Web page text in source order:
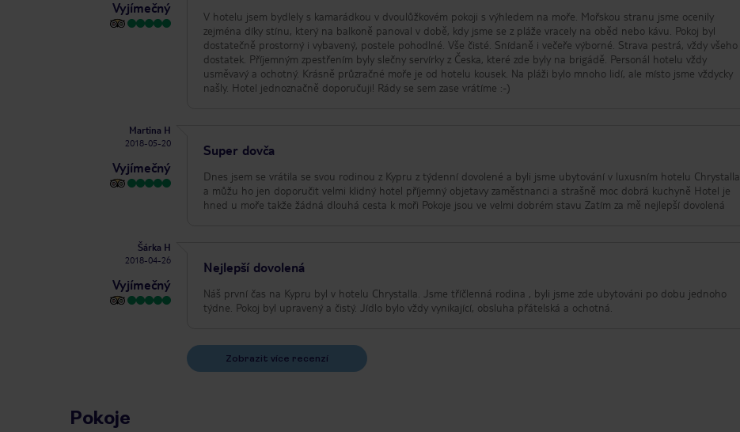
Vyjímečný
V hotelu jsem bydlely s kamarádkou v dvoulůžkovém pokoji s výhledem na moře. Mořskou stranu jsme ocenily
zejména díky stínu, který na balkoně panoval v době, kdy jsme se z pláže vracely na oběd nebo kávu. Pokoj byl
dostatečně prostorný i vybavený, postele pohodlné. Vše čisté. Snídaně i večeře výborné. Strava pestrá, vždy všeho
dostatek. Příjemným zpestřením byly slečny servírky z Česka, které zde byly na brigádě. Personál hotelu vždy
usměvavý a ochotný. Krásně průzračné moře je od hotelu kousek. Na pláži bylo mnoho lidí, ale místo jsme vždycky
našly. Hotel jednoznačně doporučuji! Rády se sem zase vrátíme :-)
Martina H
2018-05-20
Vyjímečný
Super dovča
Dnes jsem se vrátila se svou rodinou z Kypru z týdenní dovolené a byli jsme ubytování v luxusním hotelu Chrystalla
a můžu ho jen doporučit velmi klidný hotel příjemný objetavy zaměstnanci a strašně moc dobrá kuchyně Hotel je
hned u moře takže žádná dlouhá cesta k moři Pokoje jsou ve velmi dobrém stavu Zatím za mě nejlepší dovolená
Šárka H
2018-04-26
Vyjímečný
Nejlepší dovolená
Náš první čas na Kypru byl v hotelu Chrystalla. Jsme tříčlenná rodina , byli jsme zde ubytováni po dobu jednoho
týdne. Pokoj byl upravený a čistý. Jídlo bylo vždy vynikající, obsluha přátelská a ochotná.
Zobrazit více recenzí
Pokoje